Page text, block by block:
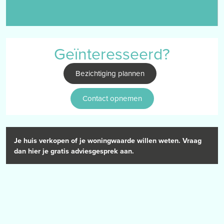
met een waterpunt, een kantelpoort en een voorgelegen oprit. De
garage, met buitendeur, biedt tal van mogelijkheden, van extra
opbergruimte tot een werkplek of een hobbyruimte. De omvormer
van de zonnepanelen is tevens terug te vinden in de garage.
BIJZONDERHEDEN
– het pand kent een mooie ligging
Geïnteresseerd?
Bezichtiging plannen
Contact opnemen
Je huis verkopen of je woningwaarde willen weten. Vraag
dan hier je gratis adviesgesprek aan.